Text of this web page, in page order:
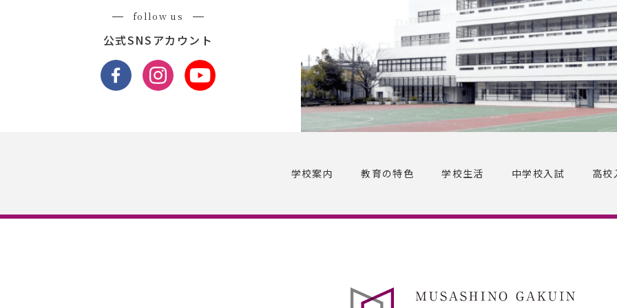
follow us
公式SNSアカウント
学校案内 教育の特色 学校生活 中学校入試 高校